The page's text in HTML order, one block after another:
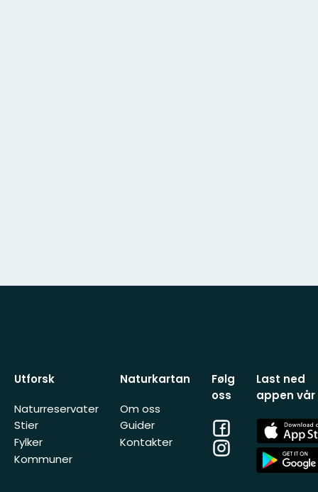
Utforsk
Naturreservater
Stier
Fylker
Kommuner
Naturkartan
Om oss
Guider
Kontakter
Følg
oss
Facebook
Instagram
Last ned
appen vår
App
Store
App
Store